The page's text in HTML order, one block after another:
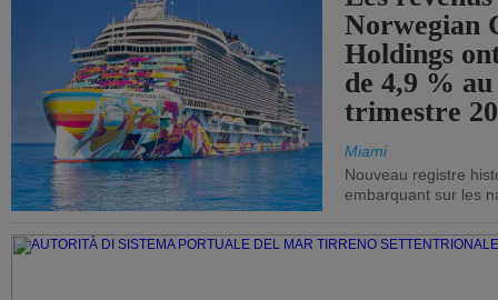
Norwegian
Holdings
de 4,9 %
trimestre
Miami
Nouveau registre
embarquant sur les